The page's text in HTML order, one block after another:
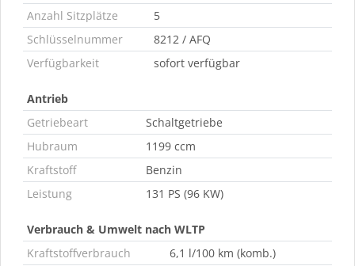
Anzahl Sitzplätze
5
Schlüsselnummer
8212 / AFQ
Verfügbarkeit
sofort verfügbar
Antrieb
Getriebeart
Schaltgetriebe
Hubraum
1199 ccm
Kraftstoff
Benzin
Leistung
131 PS (96 KW)
Verbrauch & Umwelt nach WLTP
Kraftstoffverbrauch
6,1 l/100 km (komb.)